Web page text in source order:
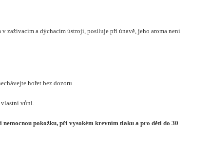
zažívacím a dýchacím ústrojí, posiluje při únavě, jeho aroma není
hořet bez dozoru.
vlastní vůni.
nemocnou pokožku, při vysokém krevním tlaku a pro děti do 30